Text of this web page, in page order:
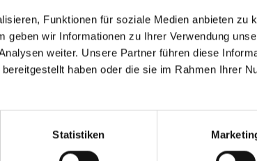
Funktionen für soziale Medien anbieten zu
geben wir Informationen zu Ihrer Verwendung
weiter. Unsere Partner führen diese
haben oder die sie im Rahmen Ihrer
Statistiken
Trento zu parken und zur Kapelle zu Fuß zu
des Dorfes befindet (ca. 7-8 Minuten